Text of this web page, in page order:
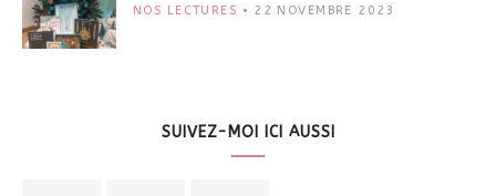
NOS LECTURES 22 NOVEMBRE 2023
SUIVEZ-MOI ICI AUSSI